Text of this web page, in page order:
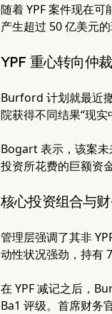
随着 YPF 案件现在
产生超过 50 亿美元
YPF 重心转向仲裁
Burford 计划就最近
院获得不同结果“现实
Bogart 表示，该案
投资所花费的巨额资金
核心投资组合与
管理层强调了其非
动性状况强劲，持有
在 YPF 减记之后，
Ba1 评级。首席财务